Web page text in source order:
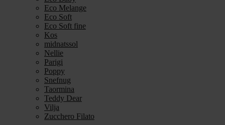
Eco Melange
Eco Soft
Eco Soft fine
Kos
midnatssol
Nellie
Parigi
Poppy
Snefnug
Taormina
Teddy Dear
Vilja
Zucchero Filato